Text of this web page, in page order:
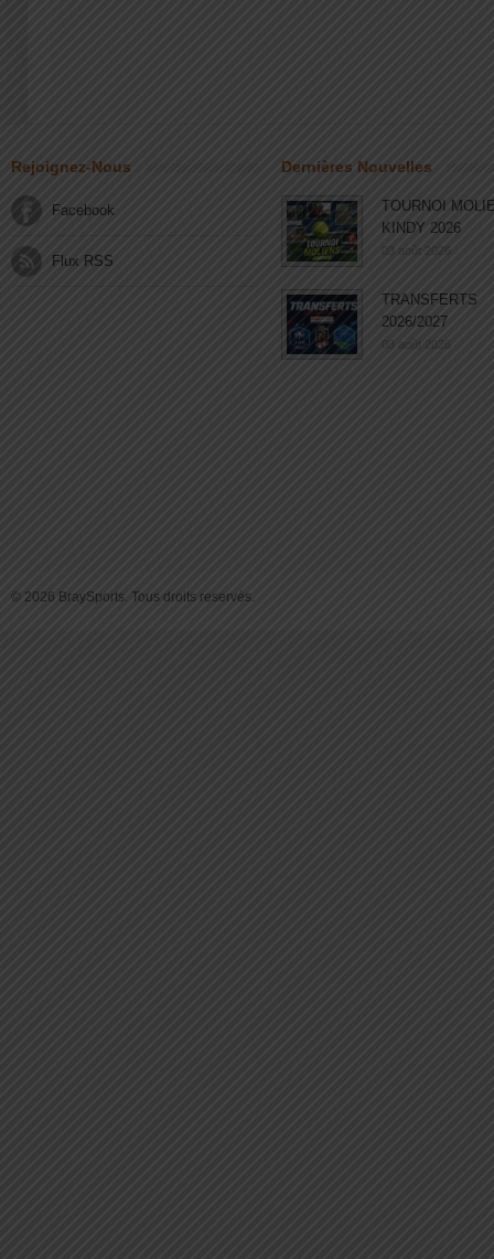
Rejoignez-Nous
Facebook
Flux RSS
Dernières Nouvelles
TOURNOI
KINDY 2026
03 août 2026
TRANSFERTS
2026/2027
03 août 2026
© 2026 BraySports. Tous droits reservés.